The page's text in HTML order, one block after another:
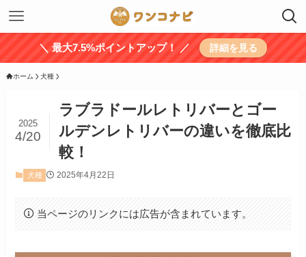
＼ 最大7.5%ポイントアップ！ ／ 詳細を見る
ホーム 犬種
ラブラドールレトリバーとゴー
ルデンレトリバーの違いを徹底比
較！
2025
4/20
犬種 2025年4月22日
当ページのリンクには広告が含まれています。